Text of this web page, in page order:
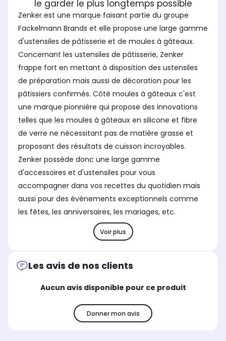
le garder le plus longtemps possible
Zenker est une marque faisant partie du groupe
Fackelmann Brands et elle propose une large gamme
d'ustensiles de pâtisserie et de moules à gâteaux.
Concernant les ustensiles de pâtisserie, Zenker
frappe fort en mettant à disposition des ustensiles
de préparation mais aussi de décoration pour les
pâtissiers confirmés. Côté moules à gâteaux c'est
une marque pionnière qui propose des innovations
telles que les moules à gâteaux en silicone et fibre
de verre ne nécessitant pas de matière grasse et
proposant des résultats de cuisson incroyables.
Zenker possède donc une large gamme
d'accessoires et d'ustensiles pour vous
accompagner dans vos recettes du quotidien mais
aussi pour des évènements exceptionnels comme
les fêtes, les anniversaires, les mariages, etc.
Voir plus
Les avis de nos clients
Aucun avis disponible pour ce produit
Donner mon avis